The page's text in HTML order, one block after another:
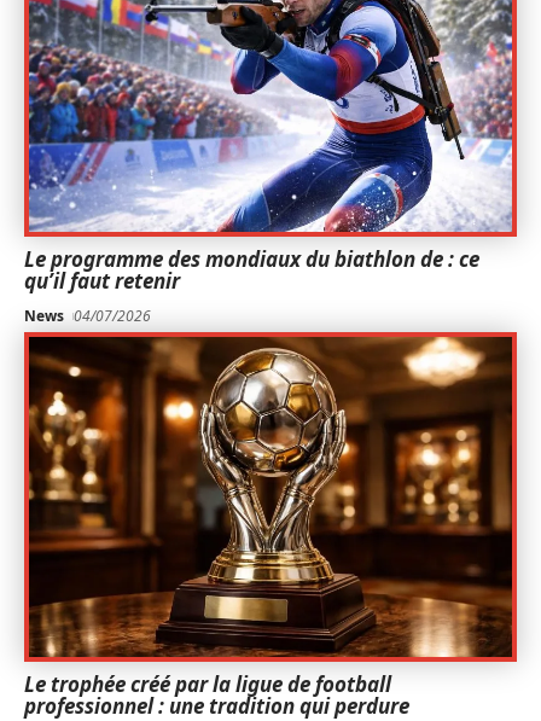
Le programme des mondiaux du biathlon de : ce
qu’il faut retenir
News 04/07/2026
Le trophée créé par la ligue de football
professionnel : une tradition qui perdure